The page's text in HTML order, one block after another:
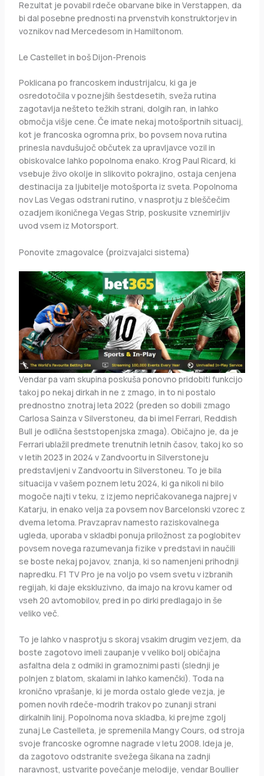
Rezultat je povabil rdeče obarvane bike in Verstappen, da
bi dal posebne prednosti na prvenstvih konstruktorjev in
voznikov nad Mercedesom in Hamiltonom.
Le Castellet in boš Dijon-Prenois
Poklicana po francoskem industrijalcu, ki ga je
osredotočila v poznejših šestdesetih, sveža rutina
zagotavlja nešteto težkih strani, dolgih ran, in lahko
območja višje cene. Če imate nekaj motošportnih situacij,
kot je francoska ogromna prix, bo povsem nova rutina
prinesla navdušujoč občutek za upravljavce vozil in
obiskovalce lahko popolnoma enako. Krog Paul Ricard, ki
vsebuje živo okolje in slikovito pokrajino, ostaja cenjena
destinacija za ljubitelje motošporta iz sveta. Popolnoma
nov Las Vegas odstrani rutino, v nasprotju z bleščečim
ozadjem ikoničnega Vegas Strip, poskusite vznemirljiv
uvod vsem iz Motorsport.
Ponovite zmagovalce (proizvajalci sistema)
Vendar pa vam skupina poskuša ponovno pridobiti funkcijo
takoj po nekaj dirkah in ne z zmago, in to ni postalo
prednostno znotraj leta 2022 (preden so dobili zmago
Carlosa Sainza v Silverstoneu, da bi imel Ferrari, Reddish
Bull je odlična šeststopenjska zmaga). Običajno je, da je
Ferrari ublažil predmete trenutnih letnih časov, takoj ko so
v letih 2023 in 2024 v Zandvoortu in Silverstoneju
predstavljeni v Zandvoortu in Silverstoneu. To je bila
situacija v vašem poznem letu 2024, ki ga nikoli ni bilo
mogoče najti v teku, z izjemo nepričakovanega najprej v
Katarju, in enako velja za povsem nov Barcelonski vzorec z
dvema letoma. Pravzaprav namesto raziskovalnega
ugleda, uporaba v skladbi ponuja priložnost za poglobitev
povsem novega razumevanja fizike v predstavi in ​​naučili
se boste nekaj pojavov, znanja, ki so namenjeni prihodnji
napredku. F1 TV Pro je na voljo po vsem svetu v izbranih
regijah, ki daje ekskluzivno, da imajo na krovu kamer od
vseh 20 avtomobilov, pred in po dirki predlagajo in še
veliko več.
To je lahko v nasprotju s skoraj vsakim drugim vezjem, da
boste zagotovo imeli zaupanje v veliko bolj običajna
asfaltna dela z odmiki in gramoznimi pasti (slednji je
polnjen z blatom, skalami in lahko kamenčki). Toda na
kronično vprašanje, ki je morda ostalo glede vezja, je
pomen novih rdeče-modrih trakov po zunanji strani
dirkalnih linij. Popolnoma nova skladba, ki prejme zgolj
zunaj Le Castelleta, je spremenila Mangy Cours, od stroja
svoje francoske ogromne nagrade v letu 2008. Ideja je,
da zagotovo odstranite svežega šikana na zadnji
naravnost, ustvarite povečanje melodije, vendar Boullier